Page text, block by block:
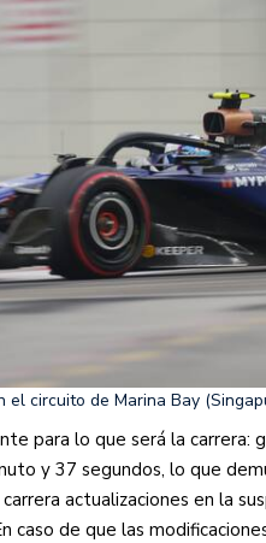
circuito de Marina Bay
para lo que será la carrera:
y 37 segundos, lo que
actualizaciones en la
caso de que las